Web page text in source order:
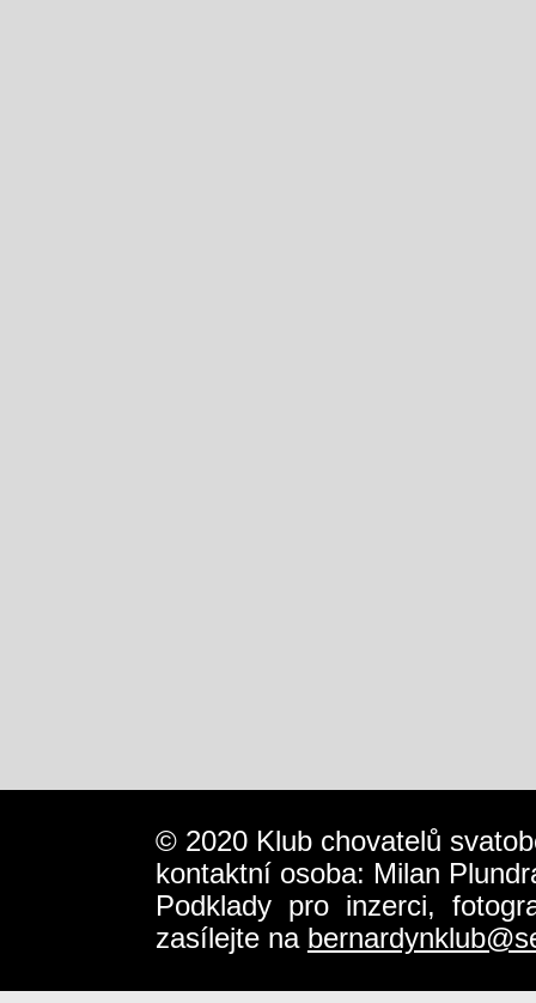
© 2020 Klub chovatelů
kontaktní osoba: Milan
Podklady pro inzerci,
zasílejte na